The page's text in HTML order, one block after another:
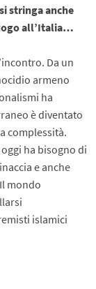
stringa anche
all’Italia…
Da un
armeno
ha
è diventato
complessità.
ha bisogno di
e anche
mondo
islamici